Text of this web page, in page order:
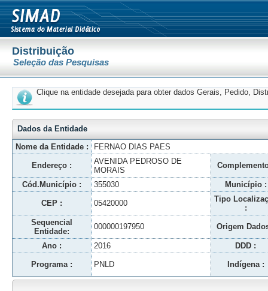
Distribuição
Seleção das Pesquisas
Clique na entidade desejada para obter dados Gerais, Pedido,
Dados da Entidade
Nome da Entidade :
FERNAO DIAS PAES
Endereço :
AVENIDA PEDROSO DE
MORAIS
Cód.Município : 355030 Município :
CEP : 05420000
Tipo
:
Sequencial
Entidade:
000000197950 Origem
Ano : 2016 DDD :
Programa : PNLD Indígena :